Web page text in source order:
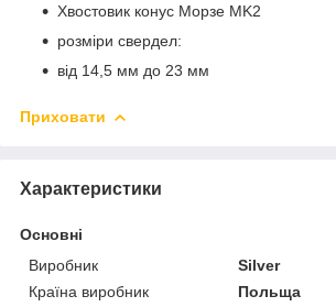
Хвостовик конус Морзе MK2
розміри свердел:
від 14,5 мм до 23 мм
Приховати
Характеристики
Основні
Виробник
Silver
Країна виробник
Польща